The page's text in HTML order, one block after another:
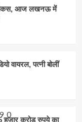
फोकस, आज लखनऊ में
वायरल, पत्नी बोलीं
हजार करोड़ रुपये का